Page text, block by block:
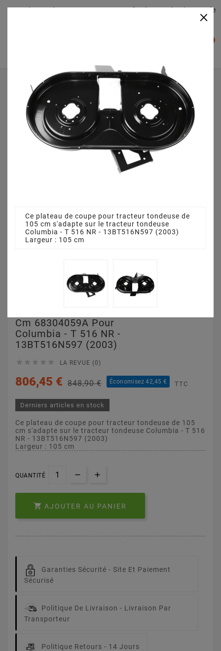
Plateaudecoupe.com : Trouver facilement le plateau de
Accueil
Plateau de coupe
Plateau de coupe 105 cm 68304059A pour Columbia - T
516 NR - 13BT516N597 (2003)
Cm 68304059A Pour
Columbia - T 516 NR -
13BT516N597 (2003)
     LA REVUE (0)
806,45 € 848,90 € Économisez 42,45 € TTC
Derniers articles en stock
Ce plateau de coupe pour tracteur tondeuse de 105
cm s'adapte sur le tracteur tondeuse Columbia - T 516
NR - 13BT516N597 (2003)
Largeur : 105 cm
QUANTITÉ
 AJOUTER AU PANIER
Garanties Sécurité - Site Et Paiement
Sécurisé
Politique De Livraison - Livraison Par
Transporteur
Politique Retours - 14 Jours
×
Ce plateau de coupe pour tracteur tondeuse de
105 cm s'adapte sur le tracteur tondeuse
Columbia - T 516 NR - 13BT516N597 (2003)
Largeur : 105 cm